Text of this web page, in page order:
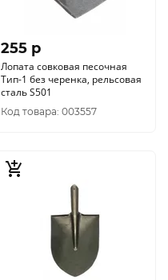
255 p
Лопата совковая песочная
Тип-1 без черенка, рельсовая
сталь S501
Код товара: 003557